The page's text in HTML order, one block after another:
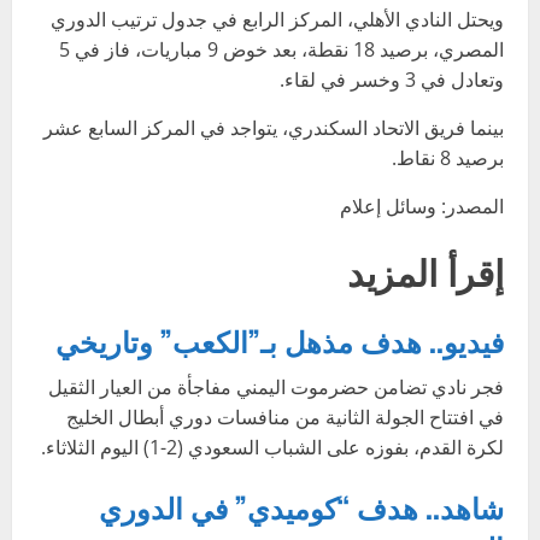
ويحتل النادي الأهلي، المركز الرابع في جدول ترتيب الدوري
المصري، برصيد 18 نقطة، بعد خوض 9 مباريات، فاز في 5
وتعادل في 3 وخسر في لقاء.
بينما فريق الاتحاد السكندري، يتواجد في المركز السابع عشر
برصيد 8 نقاط.
المصدر: وسائل إعلام
إقرأ المزيد
فيديو.. هدف مذهل بـ”الكعب” وتاريخي
فجر نادي تضامن حضرموت اليمني مفاجأة من العيار الثقيل
في افتتاح الجولة الثانية من منافسات دوري أبطال الخليج
لكرة القدم، بفوزه على الشباب السعودي (2-1) اليوم الثلاثاء.
شاهد.. هدف “كوميدي” في الدوري